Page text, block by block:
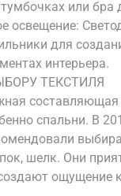
или бра
освещение:
для
интерьера.
ТЕКСТИЛЯ
спальни. В
шелк. Они
ощущение